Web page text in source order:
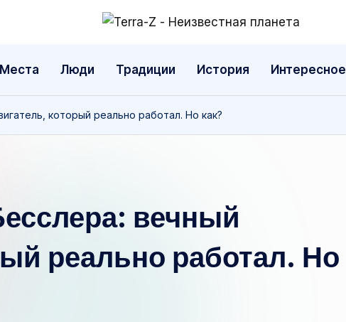
e
r
r
Z
-
Н
история,
события
Места Люди Традиции История Интересное
который реально работал. Но как?
вечный
реально работал. Но